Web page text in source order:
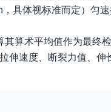
具体视标准而定）匀
算术平均值作为最终
速度、断裂力值、